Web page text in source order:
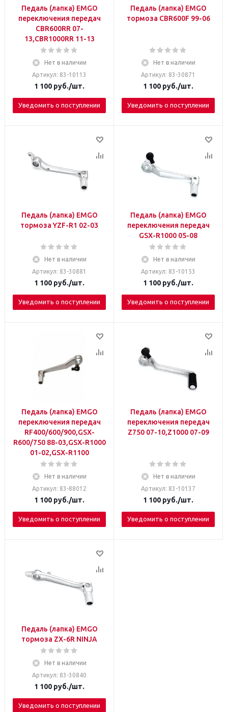
Педаль (лапка) EMGO
переключения передач
СBR600RR 07-
13,CBR1000RR 11-13
Нет в наличии
Артикул: 83-10113
1 100 руб./шт.
Уведомить о поступлении
Педаль (лапка) EMGO
тормоза СBR600F 99-06
Нет в наличии
Артикул: 83-30871
1 100 руб./шт.
Уведомить о поступлении
Педаль (лапка) EMGO
тормоза YZF-R1 02-03
Нет в наличии
Артикул: 83-30881
1 100 руб./шт.
Уведомить о поступлении
Педаль (лапка) EMGO
переключения передач
GSX-R1000 05-08
Нет в наличии
Артикул: 83-10153
1 100 руб./шт.
Уведомить о поступлении
Педаль (лапка) EMGO
переключения передач
RF400/600/900,GSX-
R600/750 88-03,GSX-R1000
01-02,GSX-R1100
Нет в наличии
Артикул: 83-88012
1 100 руб./шт.
Уведомить о поступлении
Педаль (лапка) EMGO
переключения передач
Z750 07-10,Z1000 07-09
Нет в наличии
Артикул: 83-10137
1 100 руб./шт.
Уведомить о поступлении
Педаль (лапка) EMGO
тормоза ZX-6R NINJA
Нет в наличии
Артикул: 83-30840
1 100 руб./шт.
Уведомить о поступлении